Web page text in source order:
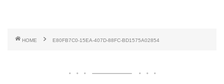
HOME E80FB7C0-15EA-407D-88FC-BD1575A02854